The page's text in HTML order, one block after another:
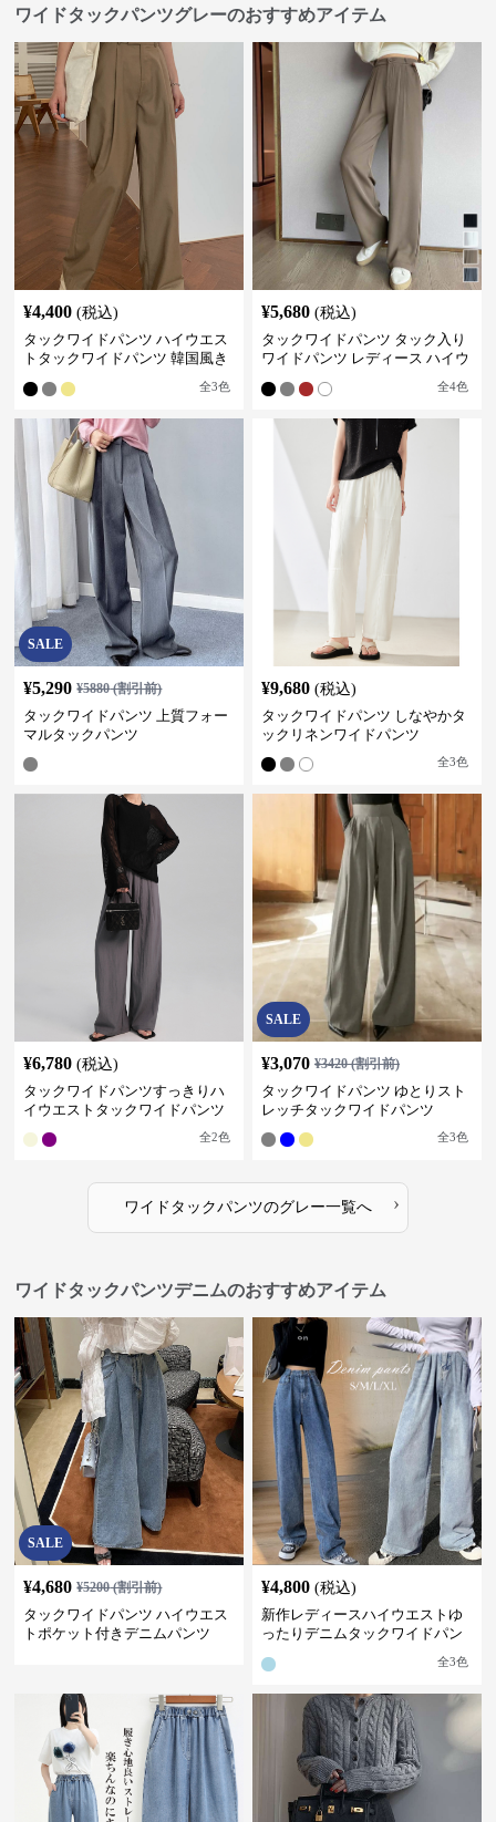
ワイドタックパンツグレーのおすすめアイテム
¥4,400 (税込)
タックワイドパンツ ハイウエス
トタックワイドパンツ 韓国風き
全3色
¥5,680 (税込)
タックワイドパンツ タック入り
ワイドパンツ レディース ハイウ
全4色
SALE
¥5,290 ¥5880(割引前)
タックワイドパンツ 上質フォー
マルタックパンツ
¥9,680 (税込)
タックワイドパンツ しなやかタ
ックリネンワイドパンツ
全3色
¥6,780 (税込)
タックワイドパンツすっきりハ
イウエストタックワイドパンツ
全2色
SALE
¥3,070 ¥3420(割引前)
タックワイドパンツ ゆとりスト
レッチタックワイドパンツ
全3色
ワイドタックパンツのグレー一覧へ ›
ワイドタックパンツデニムのおすすめアイテム
SALE
¥4,680 ¥5200(割引前)
タックワイドパンツ ハイウエス
トポケット付きデニムパンツ
¥4,800 (税込)
新作レディースハイウエストゆ
ったりデニムタックワイドパン
全3色